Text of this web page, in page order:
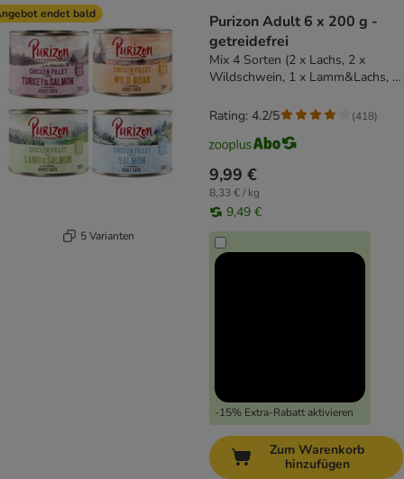
endet bald
5 Varianten
Purizon Adult 6 x 200 g -
getreidefrei
Mix 4 Sorten (2 x Lachs, 2 x
Wildschwein, 1 x Lamm&Lachs, 1
9,99 €
8,33 € / kg
9,49 €
-15% Extra-Rabatt aktivieren
Rating: 4.2/5 (418)
Zum Warenkorb
hinzufügen